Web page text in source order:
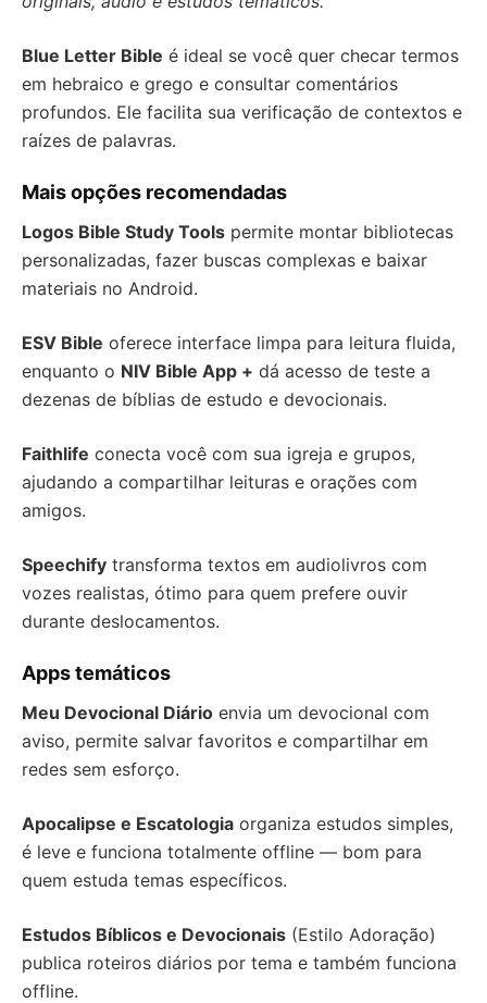
Blue Letter Bible é ideal se você quer checar termos
em hebraico e grego e consultar comentários
profundos. Ele facilita sua verificação de contextos e
raízes de palavras.
Mais opções recomendadas
Logos Bible Study Tools permite montar bibliotecas
personalizadas, fazer buscas complexas e baixar
materiais no Android.
ESV Bible oferece interface limpa para leitura fluida,
enquanto o NIV Bible App + dá acesso de teste a
dezenas de bíblias de estudo e devocionais.
Faithlife conecta você com sua igreja e grupos,
ajudando a compartilhar leituras e orações com
amigos.
Speechify transforma textos em audiolivros com
vozes realistas, ótimo para quem prefere ouvir
durante deslocamentos.
Apps temáticos
Meu Devocional Diário envia um devocional com
aviso, permite salvar favoritos e compartilhar em
redes sem esforço.
Apocalipse e Escatologia organiza estudos simples,
é leve e funciona totalmente offline — bom para
quem estuda temas específicos.
Estudos Bíblicos e Devocionais (Estilo Adoração)
publica roteiros diários por tema e também funciona
offline.